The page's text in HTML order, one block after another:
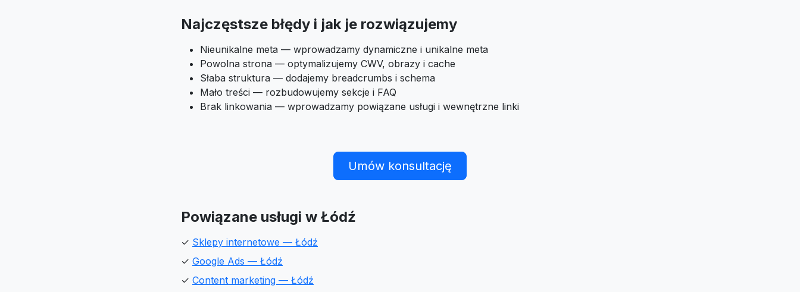
Najczęstsze błędy i jak je rozwiązujemy
Nieunikalne meta — wprowadzamy dynamiczne i unikalne meta
Powolna strona — optymalizujemy CWV, obrazy i cache
Słaba struktura — dodajemy breadcrumbs i schema
Mało treści — rozbudowujemy sekcje i FAQ
Brak linkowania — wprowadzamy powiązane usługi i wewnętrzne linki
Umów konsultację
Powiązane usługi w Łódź
✓ Sklepy internetowe — Łódź
✓ Google Ads — Łódź
✓ Content marketing — Łódź